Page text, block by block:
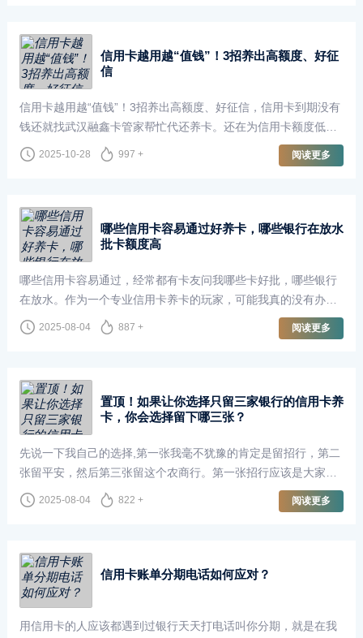
信用卡越用越“值钱”！3招养出高额度、好征
信
信用卡越用越“值钱”！3招养出高额度、好征信，信用卡到期没有
钱还就找武汉融鑫卡管家帮忙代还养卡。还在为信用卡额度低刷
不够愁？担心偶尔忘还款影响征信？其实掌握正确的“养卡姿
势”，信用卡能从“支付工具”变成···
2025-10-28 997 + 阅读更多
哪些信用卡容易通过好养卡，哪些银行在放水
批卡额度高
哪些信用卡容易通过，经常都有卡友问我哪些卡好批，哪些银行
在放水。作为一个专业信用卡养卡的玩家，可能我真的没有办法
根据大家各自的情况做一些精准推荐。但是我可以从我这些年养
卡的一些这个经验总结一些干货，然···
2025-08-04 887 + 阅读更多
置顶！如果让你选择只留三家银行的信用卡养
卡，你会选择留下哪三张？
先说一下我自己的选择,第一张我毫不犹豫的肯定是留招行，第二
张留平安，然后第三张留这个农商行。第一张招行应该是大家都
没有什么争议。这个是很多人的手卡，也是好多卡有玩信用卡的
起点。招行的卡算是平平无奇的一张···
2025-08-04 822 + 阅读更多
信用卡账单分期电话如何应对？
用信用卡的人应该都遇到过银行天天打电话叫你分期，就是在我